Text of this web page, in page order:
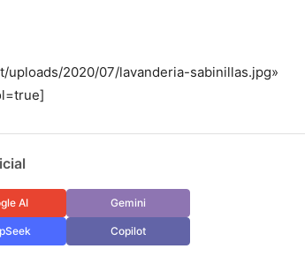
2020/07/lavanderia-sabinillas.jpg»
AI Gemini
Copilot